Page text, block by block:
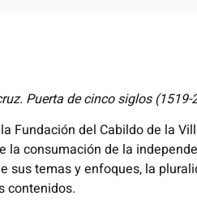
Puerta de cinco siglos (1519-
Fundación del Cabildo de la
consumación de la
sus temas y enfoques, la
contenidos.